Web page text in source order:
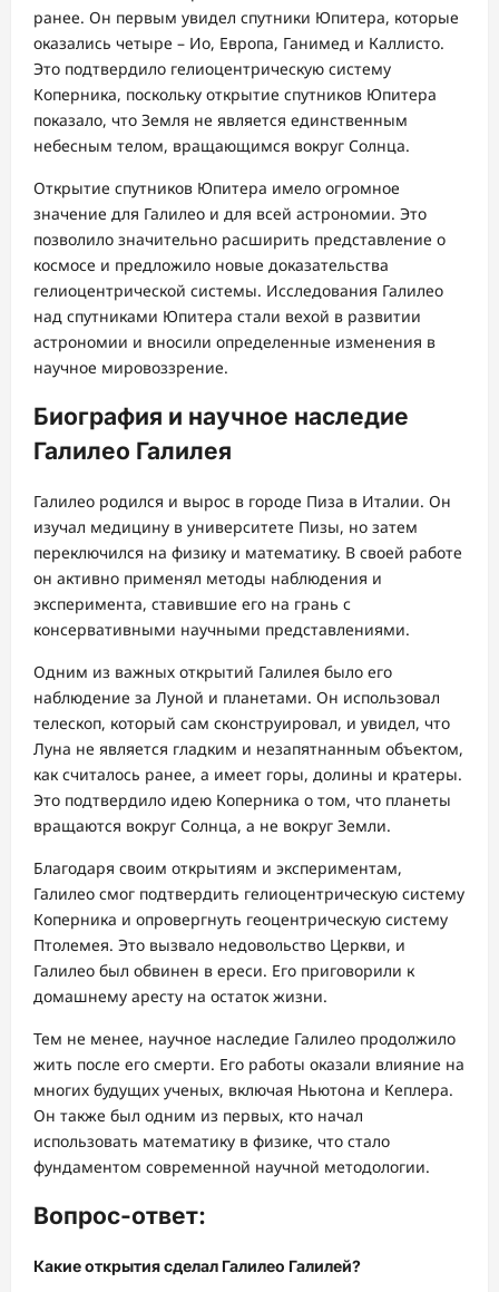
ранее. Он первым увидел спутники Юпитера, которые
оказались четыре – Ио, Европа, Ганимед и Каллисто.
Это подтвердило гелиоцентрическую систему
Коперника, поскольку открытие спутников Юпитера
показало, что Земля не является единственным
небесным телом, вращающимся вокруг Солнца.
Открытие спутников Юпитера имело огромное
значение для Галилео и для всей астрономии. Это
позволило значительно расширить представление о
космосе и предложило новые доказательства
гелиоцентрической системы. Исследования Галилео
над спутниками Юпитера стали вехой в развитии
астрономии и вносили определенные изменения в
научное мировоззрение.
Биография и научное наследие
Галилео Галилея
Галилео родился и вырос в городе Пиза в Италии. Он
изучал медицину в университете Пизы, но затем
переключился на физику и математику. В своей работе
он активно применял методы наблюдения и
эксперимента, ставившие его на грань с
консервативными научными представлениями.
Одним из важных открытий Галилея было его
наблюдение за Луной и планетами. Он использовал
телескоп, который сам сконструировал, и увидел, что
Луна не является гладким и незапятнанным объектом,
как считалось ранее, а имеет горы, долины и кратеры.
Это подтвердило идею Коперника о том, что планеты
вращаются вокруг Солнца, а не вокруг Земли.
Благодаря своим открытиям и экспериментам,
Галилео смог подтвердить гелиоцентрическую систему
Коперника и опровергнуть геоцентрическую систему
Птолемея. Это вызвало недовольство Церкви, и
Галилео был обвинен в ереси. Его приговорили к
домашнему аресту на остаток жизни.
Тем не менее, научное наследие Галилео продолжило
жить после его смерти. Его работы оказали влияние на
многих будущих ученых, включая Ньютона и Кеплера.
Он также был одним из первых, кто начал
использовать математику в физике, что стало
фундаментом современной научной методологии.
Вопрос-ответ:
Какие открытия сделал Галилео Галилей?